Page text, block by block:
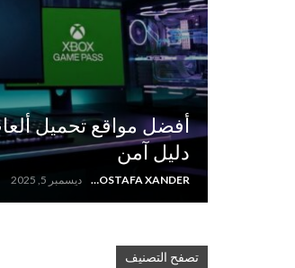
دليل آمن
MOSTAFA XANDER ديسمبر 5, 2025
تصفح التصنيف